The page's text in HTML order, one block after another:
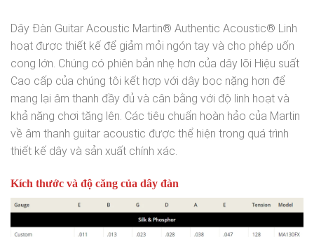
Dây Đàn Guitar Acoustic Martin® Authentic Acoustic® Linh
hoạt được thiết kế để giảm mỏi ngón tay và cho phép uốn
cong lớn. Chúng có phiên bản nhẹ hơn của dây lõi Hiệu suất
Cao cấp của chúng tôi kết hợp với dây bọc nặng hơn để
mang lại âm thanh đầy đủ và cân bằng với độ linh hoạt và
khả năng chơi tăng lên. Các tiêu chuẩn hoàn hảo của Martin
về âm thanh guitar acoustic được thể hiện trong quá trình
thiết kế dây và sản xuất chính xác.
Kích thước và độ căng của dây đàn